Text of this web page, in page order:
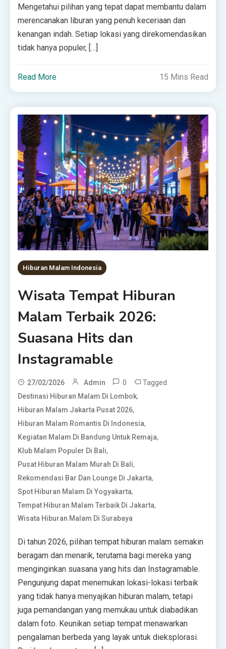
Mengetahui pilihan yang tepat dapat membantu dalam
merencanakan liburan yang penuh keceriaan dan
kenangan indah. Setiap lokasi yang direkomendasikan
tidak hanya populer, […]
Read More 15 Mins Read
Hiburan Malam Indonesia
Wisata Tempat Hiburan
Malam Terbaik 2026:
Suasana Hits dan
Instagramable
27/02/2026 Admin 0 Tagged
Destinasi Hiburan Malam Di Lombok,
Hiburan Malam Jakarta Pusat 2026,
Hiburan Malam Romantis Di Indonesia,
Kegiatan Malam Di Bandung Untuk Remaja,
Klub Malam Populer Di Bali,
Pusat Hiburan Malam Murah Di Bali,
Rekomendasi Bar Dan Lounge Di Jakarta,
Spot Hiburan Malam Di Yogyakarta,
Tempat Hiburan Malam Terbaik Di Jakarta,
Wisata Hiburan Malam Di Surabaya
Di tahun 2026, pilihan tempat hiburan malam semakin
beragam dan menarik, terutama bagi mereka yang
menginginkan suasana yang hits dan Instagramable.
Pengunjung dapat menemukan lokasi-lokasi terbaik
yang tidak hanya menyajikan hiburan malam, tetapi
juga pemandangan yang memukau untuk diabadikan
dalam foto. Keunikan setiap tempat menawarkan
pengalaman berbeda yang layak untuk dieksplorasi.